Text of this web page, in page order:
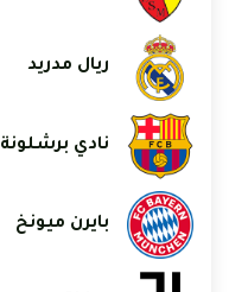
ريال مدريد
نادي برشلونة
بايرن ميونخ